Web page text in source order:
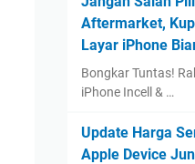
Aftermarket,
Layar iPhone
Bongkar Tuntas!
iPhone Incell & …
Update Harga
Apple Device